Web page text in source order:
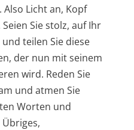
Also Licht an, Kopf
Sie stolz, auf Ihr
teilen Sie diese
der nun mit seinem
wird. Reden Sie
und atmen Sie
Worten und